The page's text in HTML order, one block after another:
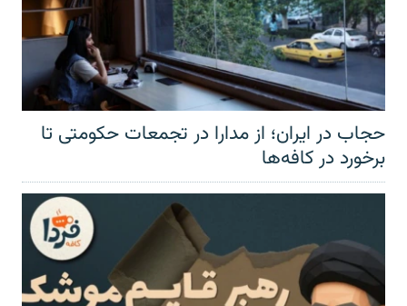
حجاب در ایران؛ از مدارا در تجمعات حکومتی تا
برخورد در کافه‌ها